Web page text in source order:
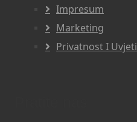
Impresum
Marketing
Privatnost I Uvjeti